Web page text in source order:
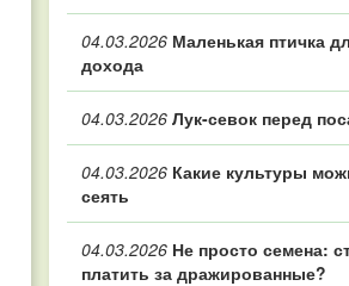
04.03.2026 Маленькая птичка
дохода
04.03.2026 Лук-севок перед
04.03.2026 Какие культуры
сеять
04.03.2026 Не просто семена:
платить за дражированные?